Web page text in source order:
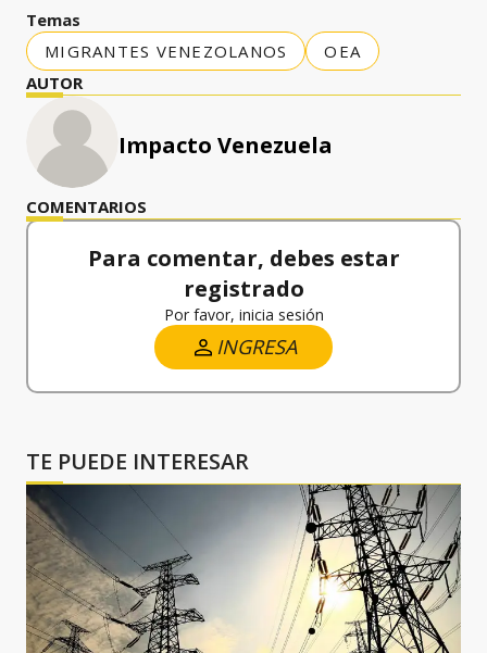
Temas
MIGRANTES VENEZOLANOS
OEA
AUTOR
Impacto Venezuela
COMENTARIOS
Para comentar, debes estar
registrado
Por favor, inicia sesión
INGRESA
TE PUEDE INTERESAR